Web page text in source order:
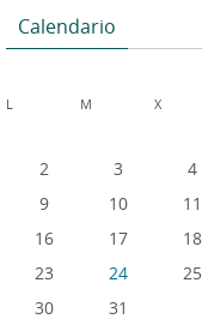
Calendario
L M X
2
3 4
9
10 11
16
17 18
23
24 25
30
31